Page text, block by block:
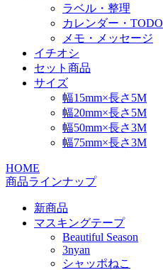
ラベル・整理
カレンダー・TODO
メモ・メッセージ
イチオシ
セット商品
サイズ
幅15mm×長さ5M
幅20mm×長さ5M
幅50mm×長さ3M
幅75mm×長さ3M
HOME
商品ラインナップ
新商品
マスキングテープ
Beautiful Season
3nyan
シャッポねこ